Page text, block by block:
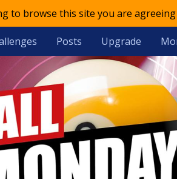
to browse this site you are
Posts Upgrade